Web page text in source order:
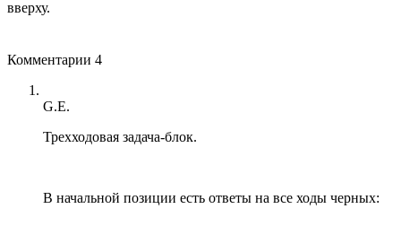
вверху.
Комментарии 4
G.E.
Трехходовая задача-блок.
В начальной позиции есть ответы на все ходы черных: